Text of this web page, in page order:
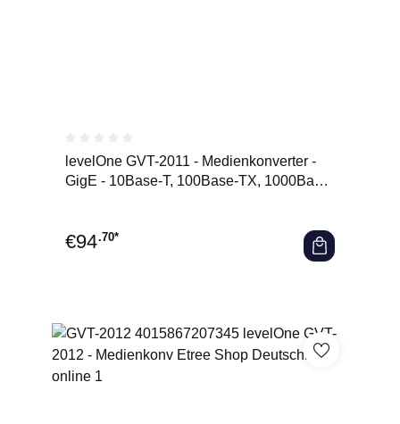
Durchschnittliche Bewertung von 0 von 5 Sternen
levelOne GVT-2011 - Medienkonverter -
GigE - 10Base-T, 100Base-TX, 1000Base-
€94.70*